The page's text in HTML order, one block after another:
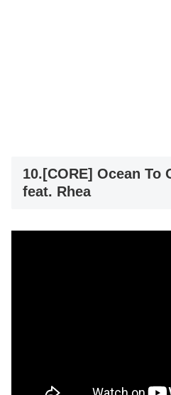
10.[CORE] Ocean To
feat. Rhea